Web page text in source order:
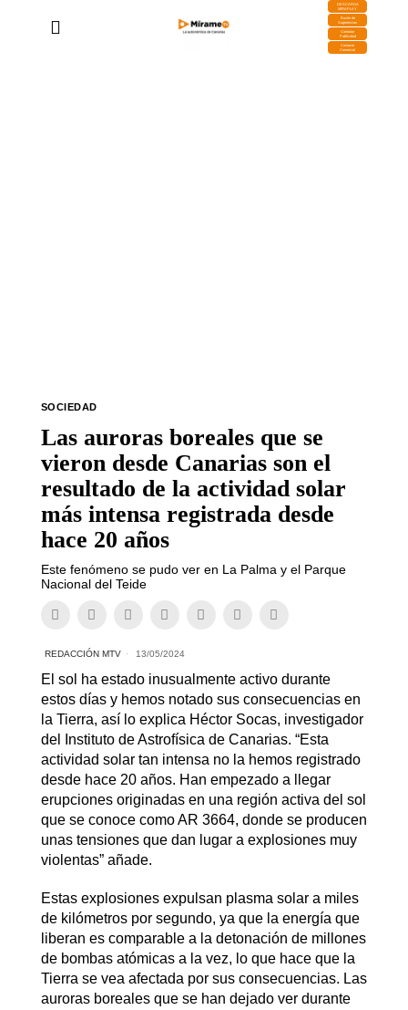
DESCARGA
MIRAPLAY
Buzón de
Sugerencias
Contratar
Publicidad
Contacto
Comercial
SOCIEDAD
Las auroras boreales que se
vieron desde Canarias son el
resultado de la actividad solar
más intensa registrada desde
hace 20 años
Este fenómeno se pudo ver en La Palma y el Parque
Nacional del Teide
REDACCIÓN MTV 13/05/2024
El sol ha estado inusualmente activo durante
estos días y hemos notado sus consecuencias en
la Tierra, así lo explica Héctor Socas, investigador
del Instituto de Astrofísica de Canarias. “Esta
actividad solar tan intensa no la hemos registrado
desde hace 20 años. Han empezado a llegar
erupciones originadas en una región activa del sol
que se conoce como AR 3664, donde se producen
unas tensiones que dan lugar a explosiones muy
violentas” añade.
Estas explosiones expulsan plasma solar a miles
de kilómetros por segundo, ya que la energía que
liberan es comparable a la detonación de millones
de bombas atómicas a la vez, lo que hace que la
Tierra se vea afectada por sus consecuencias. Las
auroras boreales que se han dejado ver durante